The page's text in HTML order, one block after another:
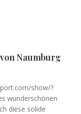
Naumburg
show/?
wunderschönen
diese solide